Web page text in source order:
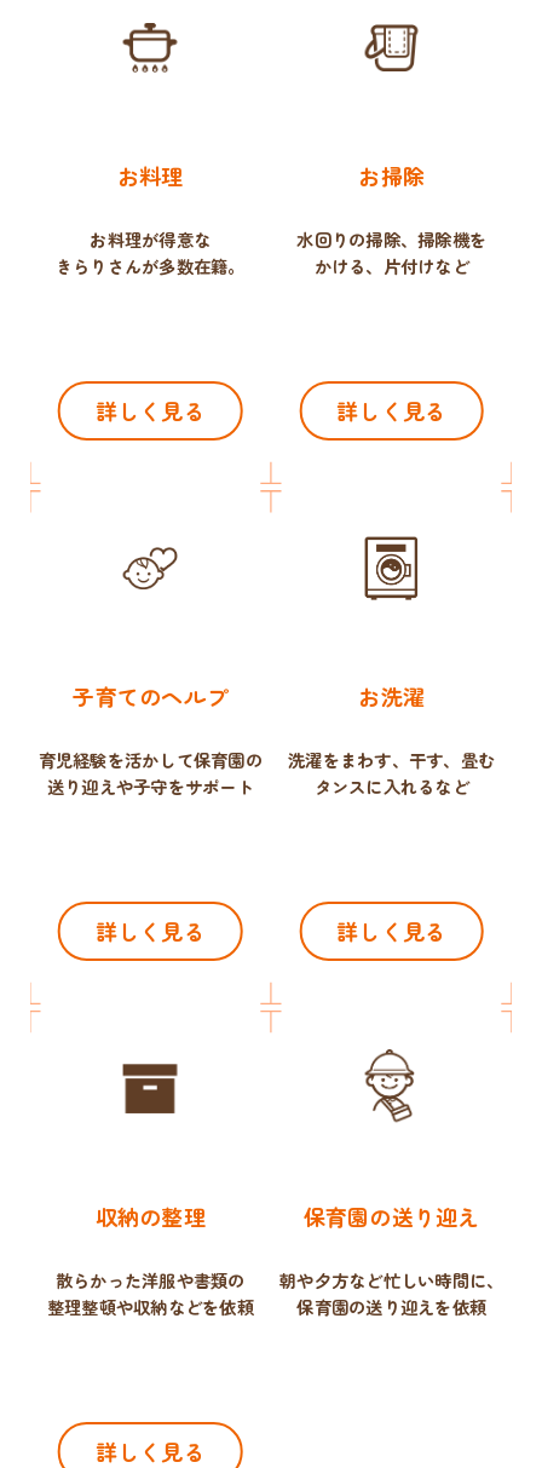
お料理
お料理が得意な
きらりさんが多数在籍。
詳しく見る
お掃除
水回りの掃除、掃除機を
かける、片付けなど
詳しく見る
子育てのヘルプ
育児経験を活かして保育園の
送り迎えや子守をサポート
詳しく見る
お洗濯
洗濯をまわす、干す、畳む
タンスに入れるなど
詳しく見る
収納の整理
散らかった洋服や書類の
整理整頓や収納などを依頼
詳しく見る
保育園の送り迎え
朝や夕方など忙しい時間に、
保育園の送り迎えを依頼